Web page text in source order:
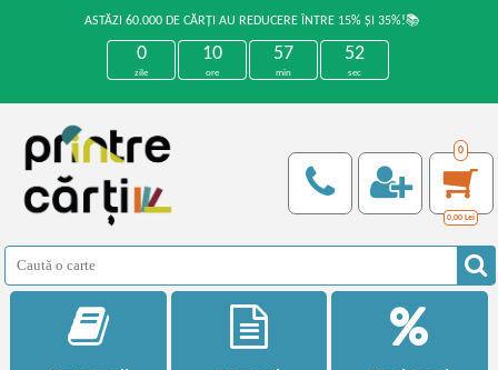
ASTĂZI 60.000 DE CĂRȚI AU REDUCERE ÎNTRE 15% ȘI 35%!📚
0
zile
10
ore
57
min
52
sec
0
0,00 Lei